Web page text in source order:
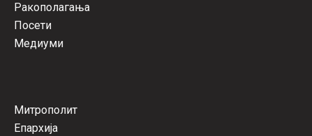
Ракополагања
Посети
Медиуми
Митрополит
Епархија